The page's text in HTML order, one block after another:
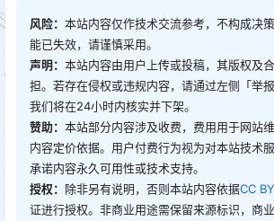
风险： 本站内容仅作技术交流参考，不构成决
能已失效，请谨慎采用。
声明： 本站内容由用户上传或投稿，其版权及
担。若存在侵权或违规内容，请通过左侧「举报
我们将在24小时内核实并下架。
赞助： 本站部分内容涉及收费，费用用于网站
内容定价依据。用户付费行为视为对本站技术
承诺内容永久可用性或技术支持。
授权： 除非另有说明，否则本站内容依据CC
证进行授权。非商业用途需保留来源标识，商